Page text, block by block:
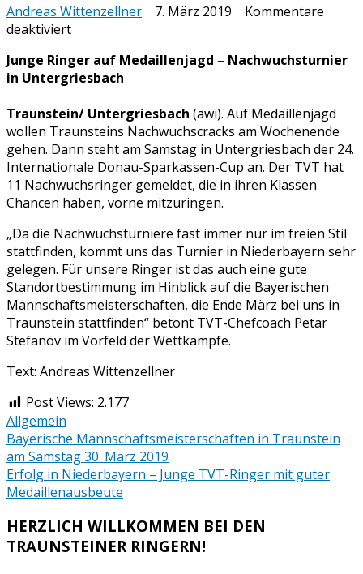
Andreas Wittenzellner 7. März 2019
Kommentare
deaktiviertfür
Ringer
auf
–
Nachwuchsturnier
in
Untergriesbach
Junge Ringer auf Medaillenjagd – Nachwuchsturnier
in Untergriesbach
Traunstein/ Untergriesbach (awi). Auf Medaillenjagd
wollen Traunsteins Nachwuchscracks am Wochenende
gehen. Dann steht am Samstag in Untergriesbach der 24.
Internationale Donau-Sparkassen-Cup an. Der TVT hat
11 Nachwuchsringer gemeldet, die in ihren Klassen
Chancen haben, vorne mitzuringen.
„Da die Nachwuchsturniere fast immer nur im freien Stil
stattfinden, kommt uns das Turnier in Niederbayern sehr
gelegen. Für unsere Ringer ist das auch eine gute
Standortbestimmung im Hinblick auf die Bayerischen
Mannschaftsmeisterschaften, die Ende März bei uns in
Traunstein stattfinden“ betont TVT-Chefcoach Petar
Stefanov im Vorfeld der Wettkämpfe.
Text: Andreas Wittenzellner
Post Views: 2.177
Allgemein
Beitragsnavigation
Bayerische Mannschaftsmeisterschaften in Traunstein
am Samstag 30. März 2019
Erfolg in Niederbayern – Junge TVT-Ringer mit guter
Medaillenausbeute
HERZLICH WILLKOMMEN BEI DEN
TRAUNSTEINER RINGERN!